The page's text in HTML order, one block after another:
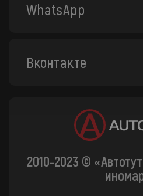
WhatsApp
Вконтакте
2010-2023 ©